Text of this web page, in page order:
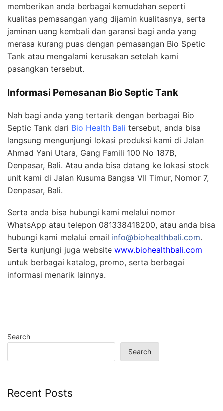
memberikan anda berbagai kemudahan seperti
kualitas pemasangan yang dijamin kualitasnya, serta
jaminan uang kembali dan garansi bagi anda yang
merasa kurang puas dengan pemasangan Bio Spetic
Tank atau mengalami kerusakan setelah kami
pasangkan tersebut.
Informasi Pemesanan Bio Septic Tank
Nah bagi anda yang tertarik dengan berbagai Bio
Septic Tank dari Bio Health Bali tersebut, anda bisa
langsung mengunjungi lokasi produksi kami di Jalan
Ahmad Yani Utara, Gang Famili 100 No 187B,
Denpasar, Bali. Atau anda bisa datang ke lokasi stock
unit kami di Jalan Kusuma Bangsa VII Timur, Nomor 7,
Denpasar, Bali.
Serta anda bisa hubungi kami melalui nomor
WhatsApp atau telepon 081338418200, atau anda bisa
hubungi kami melalui email info@biohealthbali.com.
Serta kunjungi juga website www.biohealthbali.com
untuk berbagai katalog, promo, serta berbagai
informasi menarik lainnya.
Search
Search
Recent Posts